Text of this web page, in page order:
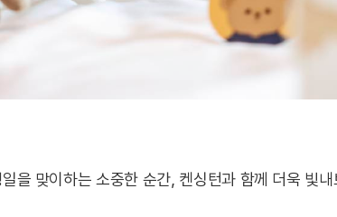
을 맞이하는 소중한 순간, 켄싱턴과 함께 더욱 빛